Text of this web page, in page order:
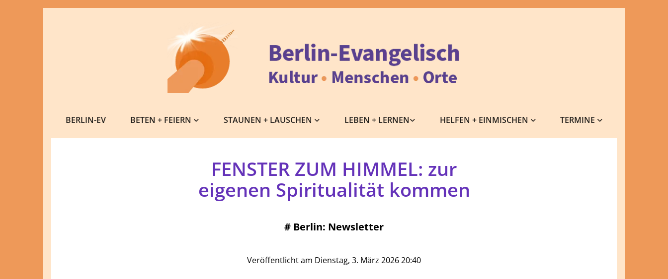
BERLIN-EV BETEN + FEIERN STAUNEN + LAUSCHEN LEBEN + LERNEN HELFEN + EINMISCHEN TERMINE
FENSTER ZUM HIMMEL: zur
eigenen Spiritualität kommen
# Berlin: Newsletter
Veröffentlicht am Dienstag, 3. März 2026 20:40